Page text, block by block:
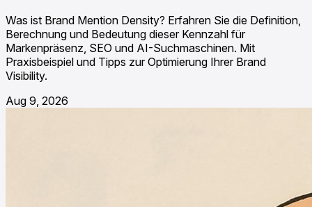
Was ist Brand Mention Density? Erfahren Sie die Definition,
Berechnung und Bedeutung dieser Kennzahl für
Markenpräsenz, SEO und AI-Suchmaschinen. Mit
Praxisbeispiel und Tipps zur Optimierung Ihrer Brand
Visibility.
Aug 9, 2026